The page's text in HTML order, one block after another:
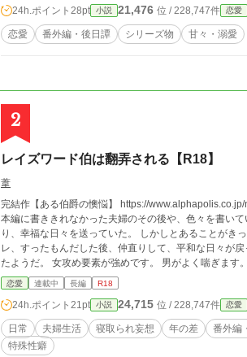
24h.ポイント 28pt 小説 21,476 位 / 228,747件 恋愛
恋愛 番外編・後日譚 シリーズ物 甘々・溺愛
2
レイズワード伯は翻弄される【R18】
葦
完結作【ある伯爵の懊悩】 https://
本編に書ききれなかった夫婦のその後や、色々を書いていければと思います。 レイズワード伯
り、幸福な日々を送っていた。 しかしとあることがき
レ、すったもんだした後、仲直りして、平和な日々が戻ったかに思えた。 しかし……【ネトラレ妄想
たようだ。 女攻め要素が強めです。 男がよく喘ぎます。 関係は対等でリバです。 男の穴を攻めるプレイなどが出てきます。 一話→
恋愛 連載中 長編 R18
24h.ポイント 21pt 小説 24,715 位 / 228,747件 恋愛
日常 夫婦生活 寝取られ妄想 年の差 番外編
特殊性癖